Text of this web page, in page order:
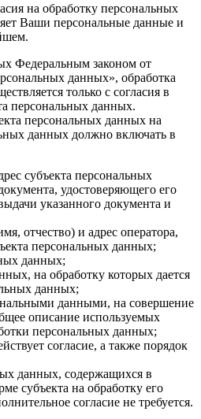
на обработку персональных
Ваши персональные данные и
Федеральным законом от
данных», обработка
только с согласия в
персональных данных.
персональных данных на
данных должно включать в
субъекта персональных
удостоверяющего его
указанного документа и
отчество) и адрес оператора,
персональных данных;
данных;
на обработку которых дается
данных;
данными, на совершение
описание используемых
персональных данных;
согласие, а также порядок
данных, содержащихся в
субъекта на обработку его
согласие не требуется.